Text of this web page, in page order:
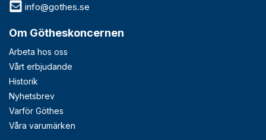
info@gothes.se
Om Götheskoncernen
Arbeta hos oss
Vårt erbjudande
Historik
Nyhetsbrev
Varför Göthes
Våra varumärken